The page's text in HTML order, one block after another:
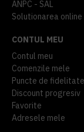
ANPC - SAL
Solutionarea
CONTUL MEU
Contul meu
Comenzile mele
Puncte de fidelitate
Discount progresiv
Favorite
Adresele mele